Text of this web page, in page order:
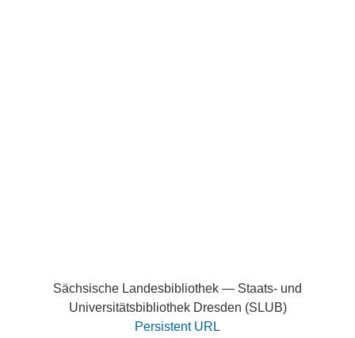
Sächsische Landesbibliothek — Staats- und
Universitätsbibliothek Dresden (SLUB)
Persistent URL